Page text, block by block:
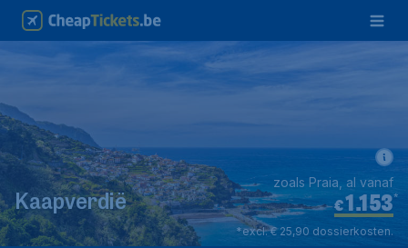
Kaapverdië €1.153*
zoals Praia, al vanaf
*excl. € 25,90 dossierkosten.